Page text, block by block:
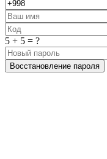
5 + 5 = ?
Восстановление пароля